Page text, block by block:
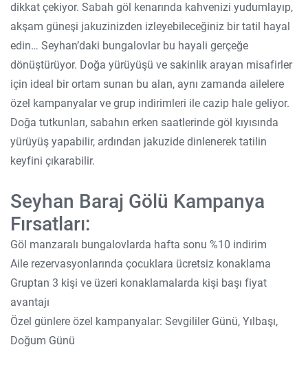
dikkat çekiyor. Sabah göl kenarında kahvenizi yudumlayıp,
akşam güneşi jakuzinizden izleyebileceğiniz bir tatil hayal
edin… Seyhan’daki bungalovlar bu hayali gerçeğe
dönüştürüyor. Doğa yürüyüşü ve sakinlik arayan misafirler
için ideal bir ortam sunan bu alan, aynı zamanda ailelere
özel kampanyalar ve grup indirimleri ile cazip hale geliyor.
Doğa tutkunları, sabahın erken saatlerinde göl kıyısında
yürüyüş yapabilir, ardından jakuzide dinlenerek tatilin
keyfini çıkarabilir.
Seyhan Baraj Gölü Kampanya
Fırsatları:
Göl manzaralı bungalovlarda hafta sonu %10 indirim
Aile rezervasyonlarında çocuklara ücretsiz konaklama
Gruptan 3 kişi ve üzeri konaklamalarda kişi başı fiyat
avantajı
Özel günlere özel kampanyalar: Sevgililer Günü, Yılbaşı,
Doğum Günü